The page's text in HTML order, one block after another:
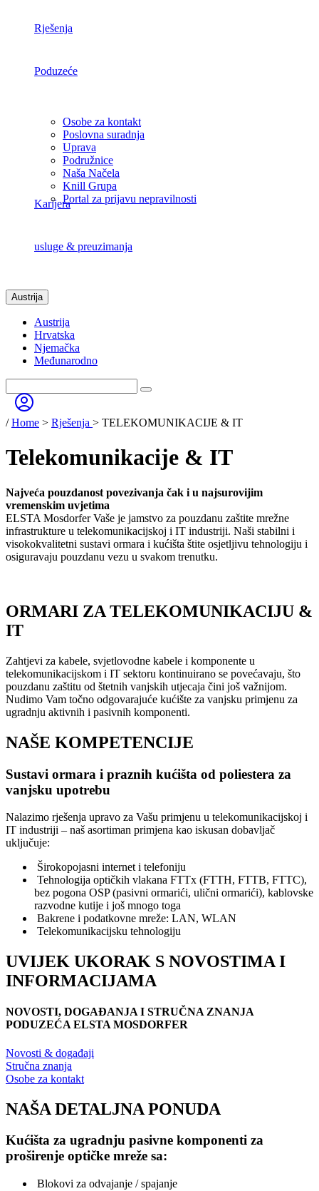
Rješenja
Poduzeće
Osobe za kontakt
Poslovna suradnja
Uprava
Podružnice
Naša Načela
Knill Grupa
Portal za prijavu nepravilnosti
Karijera
usluge & preuzimanja
Austrija
Austrija
Hrvatska
Njemačka
Međunarodno
/Home > Rješenja > TELEKOMUNIKACIJE & IT
Telekomunikacije & IT
Najveća pouzdanost povezivanja čak i u najsurovijim
vremenskim uvjetima
ELSTA Mosdorfer Vaše je jamstvo za pouzdanu zaštite mrežne
infrastrukture u telekomunikacijskoj i IT industriji. Naši stabilni i
visokokvalitetni sustavi ormara i kućišta štite osjetljivu tehnologiju i
osiguravaju pouzdanu vezu u svakom trenutku.
ORMARI ZA TELEKOMUNIKACIJU &
IT
Zahtjevi za kabele, svjetlovodne kabele i komponente u
telekomunikacijskom i IT sektoru kontinuirano se povećavaju, što
pouzdanu zaštitu od štetnih vanjskih utjecaja čini još važnijom.
Nudimo Vam točno odgovarajuće kućište za vanjsku primjenu za
ugradnju aktivnih i pasivnih komponenti.
NAŠE KOMPETENCIJE
Sustavi ormara i praznih kućišta od poliestera za
vanjsku upotrebu
Nalazimo rješenja upravo za Vašu primjenu u telekomunikacijskoj i
IT industriji – naš asortiman primjena kao iskusan dobavljač
uključuje:
Širokopojasni internet i telefoniju
Tehnologija optičkih vlakana FTTx (FTTH, FTTB, FTTC),
bez pogona OSP (pasivni ormarići, ulični ormarići), kablovske
razvodne kutije i još mnogo toga
Bakrene i podatkovne mreže: LAN, WLAN
Telekomunikacijsku tehnologiju
UVIJEK UKORAK S NOVOSTIMA I
INFORMACIJAMA
NOVOSTI, DOGAĐANJA I STRUČNA ZNANJA
PODUZEĆA ELSTA MOSDORFER
Novosti & događaji
Stručna znanja
Osobe za kontakt
NAŠA DETALJNA PONUDA
Kućišta za ugradnju pasivne komponenti za
proširenje optičke mreže sa:
Blokovi za odvajanje / spajanje